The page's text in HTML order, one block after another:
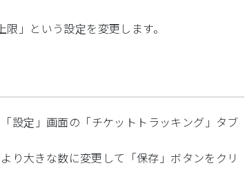
」という設定を変更します。
設定」画面の「チケットトラッキング」タブ
り大きな数に変更して「保存」ボタンをクリ